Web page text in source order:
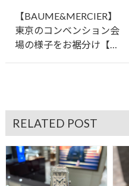
【BAUME&MERCIER】
東京のコンベンション会
場の様子をお裾分け【…
RELATED POST